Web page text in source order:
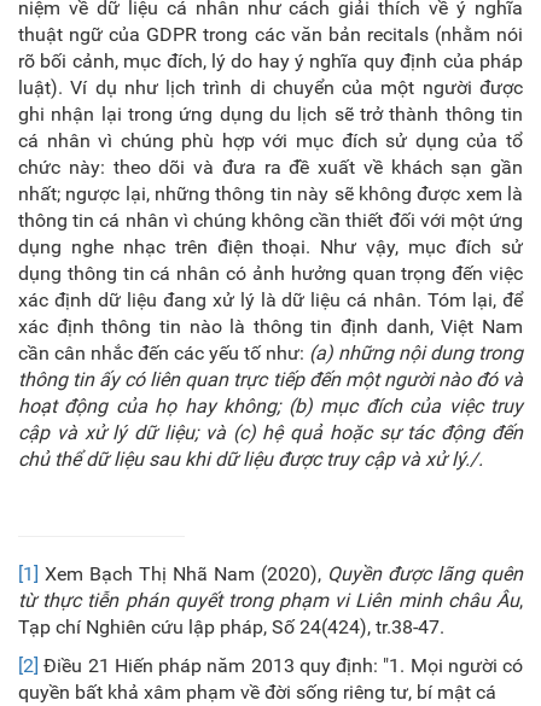
niệm về dữ liệu cá nhân như cách giải thích về ý nghĩa
thuật ngữ của GDPR trong các văn bản recitals (nhằm nói
rõ bối cảnh, mục đích, lý do hay ý nghĩa quy định của pháp
luật). Ví dụ như lịch trình di chuyển của một người được
ghi nhận lại trong ứng dụng du lịch sẽ trở thành thông tin
cá nhân vì chúng phù hợp với mục đích sử dụng của tổ
chức này: theo dõi và đưa ra đề xuất về khách sạn gần
nhất; ngược lại, những thông tin này sẽ không được xem là
thông tin cá nhân vì chúng không cần thiết đối với một ứng
dụng nghe nhạc trên điện thoại. Như vậy, mục đích sử
dụng thông tin cá nhân có ảnh hưởng quan trọng đến việc
xác định dữ liệu đang xử lý là dữ liệu cá nhân. Tóm lại, để
xác định thông tin nào là thông tin định danh, Việt Nam
cần cân nhắc đến các yếu tố như: (a) những nội dung trong
thông tin ấy có liên quan trực tiếp đến một người nào đó và
hoạt động của họ hay không; (b) mục đích của việc truy
cập và xử lý dữ liệu; và (c) hệ quả hoặc sự tác động đến
chủ thể dữ liệu sau khi dữ liệu được truy cập và xử lý./.
[1] Xem Bạch Thị Nhã Nam (2020), Quyền được lãng quên
từ thực tiễn phán quyết trong phạm vi Liên minh châu Âu,
Tạp chí Nghiên cứu lập pháp, Số 24(424), tr.38-47.
[2] Điều 21 Hiến pháp năm 2013 quy định: "1. Mọi người có
quyền bất khả xâm phạm về đời sống riêng tư, bí mật cá